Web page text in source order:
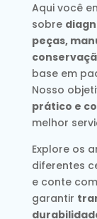
Aqui você
sobre
peças,
base em
Nosso
prático e
melhor
Explore os
diferentes
e conte
garantir